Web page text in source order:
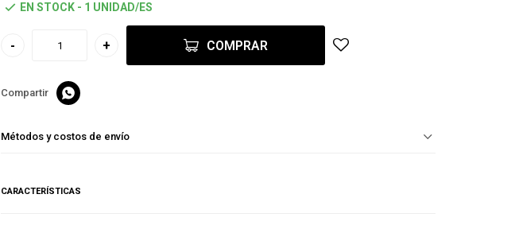
EN STOCK - 1 UNIDAD/ES
- + COMPRAR

Métodos y costos de envío
CARACTERÍSTICAS